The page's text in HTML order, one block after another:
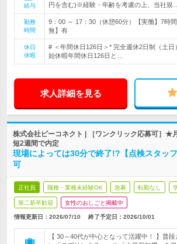
給与
円を含む)※経験・年齢を考慮の上、当社規…
勤務
時間
9：00 ～ 17：30（休憩60分）【実働】7時
無】有
休日
休暇
# ＜年間休日126日＞* 完全週休2日制（土日
始休暇年間休日126日と…
求人詳細を見る
株式会社ピーコネクト | ［ワンクリック応募可］★
短2週間で内定
現場によっては30分で終了!?【点検スタッ
可
正社員 職種・業種未経験OK 急募 転勤なし
第二新卒歓迎 女性のおしごと掲載中
情報更新日：2026/07/10 終了予定日： 2026/10/01
【 30～40代が中心となって活躍中！ 】普